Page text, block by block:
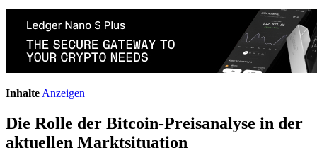
Inhalte Anzeigen
Die Rolle der Bitcoin-Preisanalyse in der
aktuellen Marktsituation